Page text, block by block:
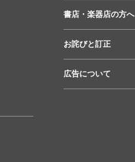
書店・楽器店の方へ
お詫びと訂正
広告について